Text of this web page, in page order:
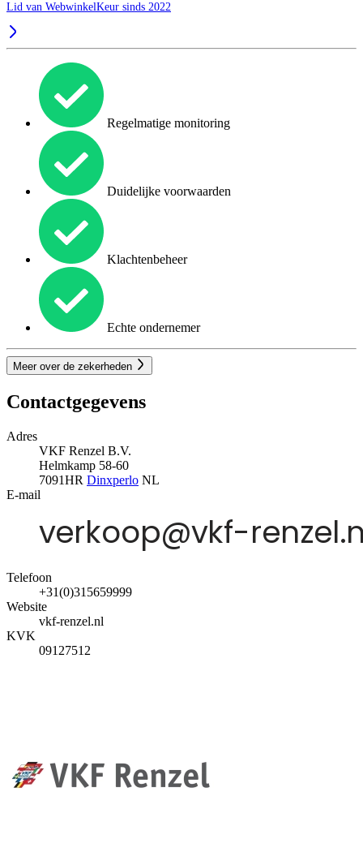
Lid van WebwinkelKeur sinds 2022
Regelmatige monitoring
Duidelijke voorwaarden
Klachtenbeheer
Echte ondernemer
Meer over de zekerheden
Contactgegevens
Adres
VKF Renzel B.V.
Helmkamp 58-60
7091HR Dinxperlo NL
E-mail
Telefoon
+31(0)315659999
Website
vkf-renzel.nl
KVK
09127512